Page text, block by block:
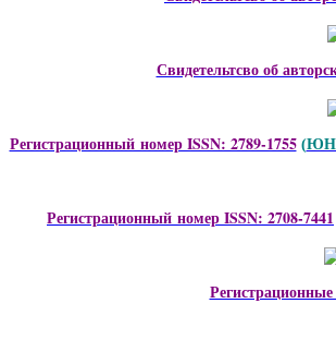
Свидетельтсво об
Регистрационный номер ISSN: 2789-1755 (
Регистрационный номер ISSN: 2708-7441